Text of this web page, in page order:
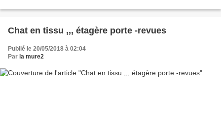
Chat en tissu ,,, étagère porte -revues
Publié le 20/05/2018 à 02:04
Par la mure2